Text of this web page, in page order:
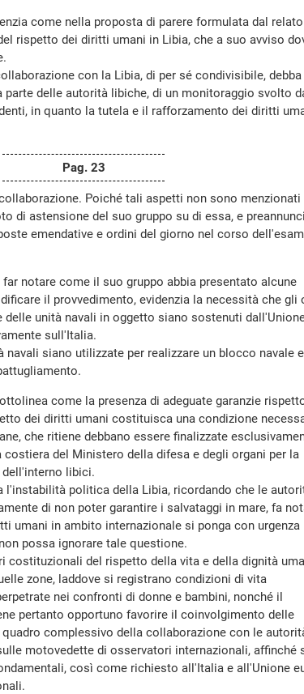
come nella proposta di parere formulata dal
rispetto dei diritti umani in Libia, che a suo avviso
con la Libia, di per sé condivisibile, debba
delle autorità libiche, di un monitoraggio svolto
in quanto la tutela e il rafforzamento dei diritti
Pag. 23
Poiché tali aspetti non sono menzionati
di astensione del suo gruppo su di essa, e
emendative e ordini del giorno nel corso
far notare come il suo gruppo abbia presentato alcune
il provvedimento, evidenzia la necessità che gli
unità navali in oggetto siano sostenuti
sull'Italia.
siano utilizzate per realizzare un blocco navale
come la presenza di adeguate garanzie
dei diritti umani costituisca una condizione
che ritiene debbano essere finalizzate
del Ministero della difesa e degli organi per la
libici.
politica della Libia, ricordando che le
di non poter garantire i salvataggi in mare, fa
umani in ambito internazionale si ponga con urgenza
possa ignorare tale questione.
del rispetto della vita e della dignità
zone, laddove si registrano condizioni di vita
nei confronti di donne e bambini, nonché il
pertanto opportuno favorire il coinvolgimento delle
complessivo della collaborazione con le
motovedette di osservatori internazionali, affinché
così come richiesto all'Italia e all'Unione